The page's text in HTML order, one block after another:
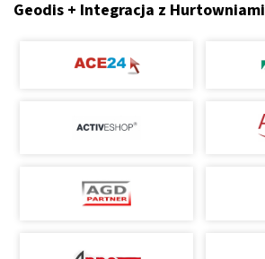
Geodis + Integracja z Hurtowniami